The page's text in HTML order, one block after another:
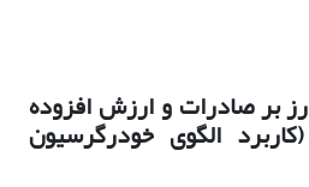
بر صادرات و ارزش ‌افزوده
الگوی خودرگرسیون